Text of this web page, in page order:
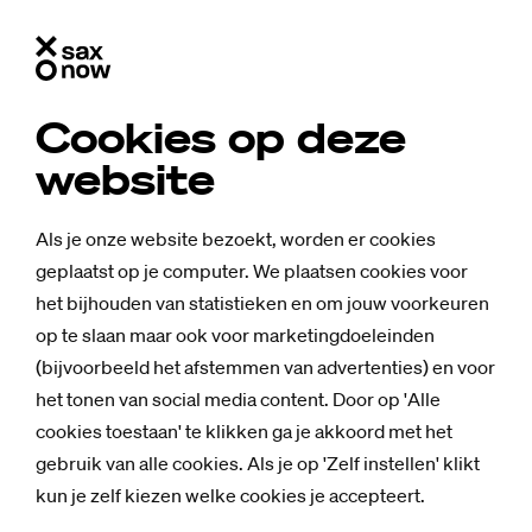
Cookies op deze
website
Als je onze website bezoekt, worden er cookies
geplaatst op je computer. We plaatsen cookies voor
het bijhouden van statistieken en om jouw voorkeuren
op te slaan maar ook voor marketingdoeleinden
(bijvoorbeeld het afstemmen van advertenties) en voor
het tonen van social media content. Door op 'Alle
cookies toestaan' te klikken ga je akkoord met het
gebruik van alle cookies. Als je op 'Zelf instellen' klikt
kun je zelf kiezen welke cookies je accepteert.
Nieuws